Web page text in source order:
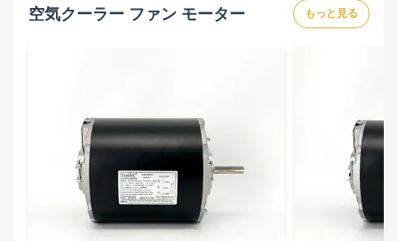
空気クーラー ファン モーター もっと見る